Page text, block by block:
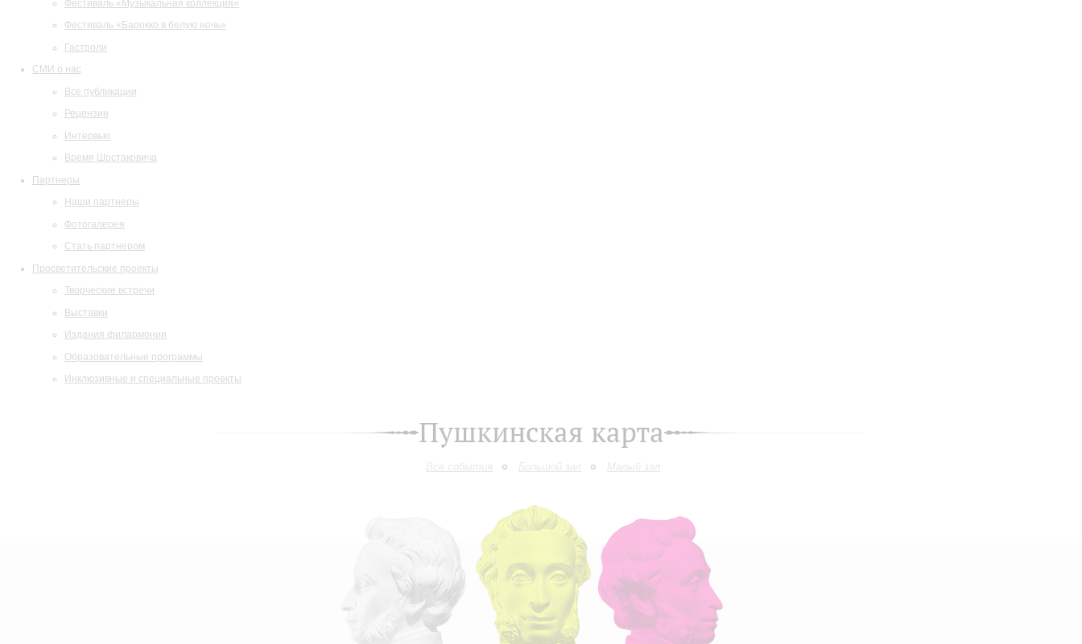
Фестиваль «Музыкальная коллекция»
Фестиваль «Барокко в белую ночь»
Гастроли
СМИ о нас
Все публикации
Рецензии
Интервью
Время Шостаковича
Партнеры
Наши партнеры
Фотогалерея
Стать партнером
Просветительские проекты
Творческие встречи
Выставки
Издания филармонии
Образовательные программы
Инклюзивные и специальные проекты
Пушкинская карта
Все события Большой зал Малый зал